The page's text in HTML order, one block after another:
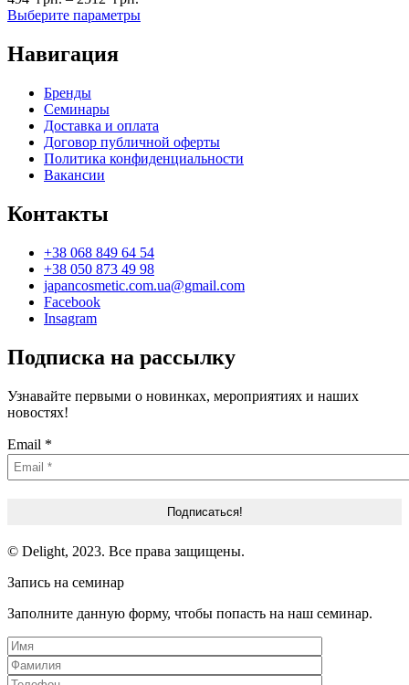
Выберите параметры
Навигация
Бренды
Семинары
Доставка и оплата
Договор публичной оферты
Политика конфиденциальности
Вакансии
Контакты
+38 068 849 64 54
+38 050 873 49 98
japancosmetic.com.ua@gmail.com
Facebook
Insagram
Подписка на рассылку
Узнавайте первыми о новинках, мероприятиях и наших
новостях!
Email *
© Delight, 2023. Все права защищены.
Запись на семинар
Заполните данную форму, чтобы попасть на наш семинар.